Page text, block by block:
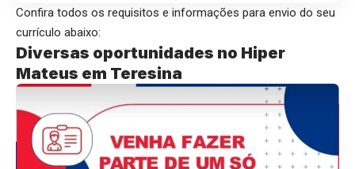
Confira todos os requisitos e informações para envio do seu
currículo abaixo:
Diversas oportunidades no Hiper
Mateus em Teresina